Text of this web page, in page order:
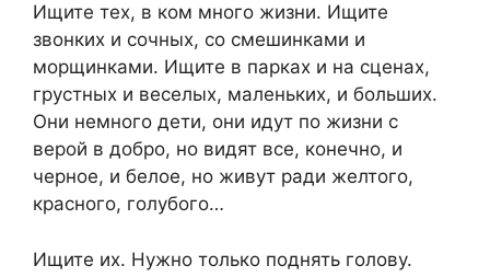
Ищите тех, в ком много жизни. Ищите
звонких и сочных, со смешинками и
морщинками. Ищите в парках и на сценах,
грустных и веселых, маленьких, и больших.
Они немного дети, они идут по жизни с
верой в добро, но видят все, конечно, и
черное, и белое, но живут ради желтого,
красного, голубого…
Ищите их. Нужно только поднять голову.